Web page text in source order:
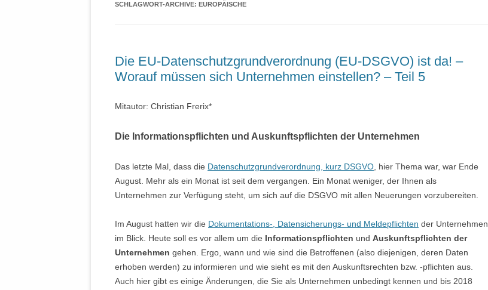
SCHLAGWORT-ARCHIVE: EUROPÄISCHE
Die EU-Datenschutzgrundverordnung (EU-DSGVO) ist da! –
Worauf müssen sich Unternehmen einstellen? – Teil 5
Mitautor: Christian Frerix*
Die Informationspflichten und Auskunftspflichten der Unternehmen
Das letzte Mal, dass die Datenschutzgrundverordnung, kurz DSGVO , hier Thema war, war Ende
August. Mehr als ein Monat ist seit dem vergangen. Ein Monat weniger, der Ihnen als
Unternehmen zur Verfügung steht, um sich auf die DSGVO mit allen Neuerungen vorzubereiten.
Im August hatten wir die Dokumentations-, Datensicherungs- und Meldepflichten der Unternehmen
im Blick. Heute soll es vor allem um die Informationspflichten und Auskunftspflichten der
Unternehmen gehen. Ergo, wann und wie sind die Betroffenen (also diejenigen, deren Daten
erhoben werden) zu informieren und wie sieht es mit den Auskunftsrechten bzw. -pflichten aus.
Auch hier gibt es einige Änderungen, die Sie als Unternehmen unbedingt kennen und bis 2018